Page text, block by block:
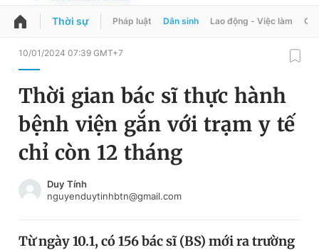
QUẢNG CÁO
Chuyên mục
Chuyên mục khác
Chào ngày mới
Đổi mật khẩu
Tin đã lưu
Đăng xuất
Thời sự Pháp luật Dân sinh Lao động - Việc làm
10/01/2024 07:39 GMT+7
Thời gian bác sĩ thực hành
bệnh viện gắn với trạm y tế
chỉ còn 12 tháng
Duy Tính
nguyenduytinhbtn@gmail.com
Từ ngày 10.1, có 156 bác sĩ (BS) mới ra trường